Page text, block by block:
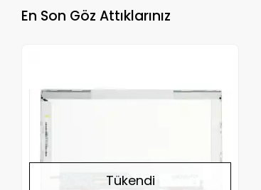
En Son Göz Attıklarınız
Tükendi